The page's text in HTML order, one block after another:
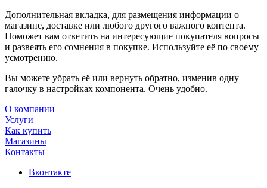
Дополнительная вкладка, для размещения информации о
магазине, доставке или любого другого важного контента.
Поможет вам ответить на интересующие покупателя вопросы
и развеять его сомнения в покупке. Используйте её по своему
усмотрению.
Вы можете убрать её или вернуть обратно, изменив одну
галочку в настройках компонента. Очень удобно.
О компании
Услуги
Как купить
Магазины
Контакты
Вконтакте